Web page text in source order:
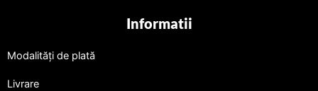
Informatii
Modalități de plată
Livrare